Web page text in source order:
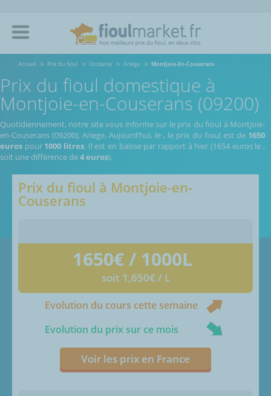
Accueil Prix du fioul Occitanie Ariege Montjoie-En-Couserans
Prix du fioul domestique à
Montjoie-en-Couserans (09200)
Quotidiennement, notre site vous informe sur le prix du fioul à Montjoie-
en-Couserans (09200), Ariege. Aujourd’hui, le , le prix du fioul est de 1650
euros pour 1000 litres. Il est en baisse par rapport à hier (1654 euros le,
soit une différence de4 euros).
Prix du fioul à Montjoie-en-
Couserans
1650€ / 1000L
soit 1,650€ / L
Evolution du cours cette semaine
Evolution du prix sur ce mois
Voir les prix en France